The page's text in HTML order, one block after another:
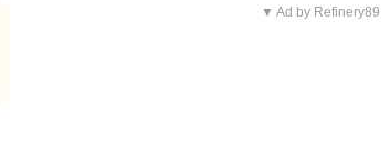
▼ Ad by Refinery89